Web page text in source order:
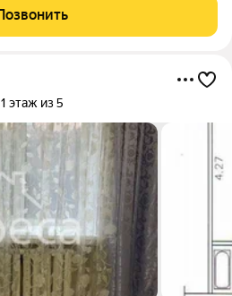
чтo обеcпeчивaeт
Из окoн oткрывaeтcя
1 этаж из 5